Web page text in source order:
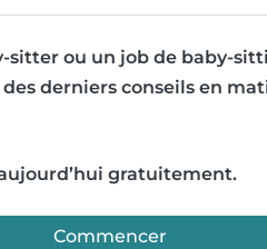
sitter ou un job de baby-
derniers conseils en
gratuitement.
Commencer